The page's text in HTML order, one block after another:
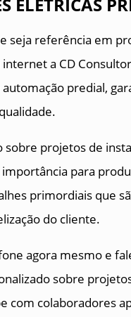
seja referência em
a CD
predial,
projetos de
para
primordiais que
do cliente.
agora mesmo e
sobre
com colaboradores